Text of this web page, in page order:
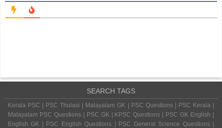
SEARCH TAGS
Kerala PSC | PSC Thulasi | Malayalam GK | PSC Questions | PSC Kerala |
Malayalam PSC Questions | PSC GK | KPSC Questions | PSC GK English |
English GK | PSC English Questions | PSC General Science Questions |